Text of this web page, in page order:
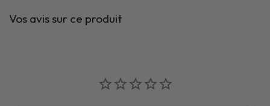
Vos avis sur ce produit